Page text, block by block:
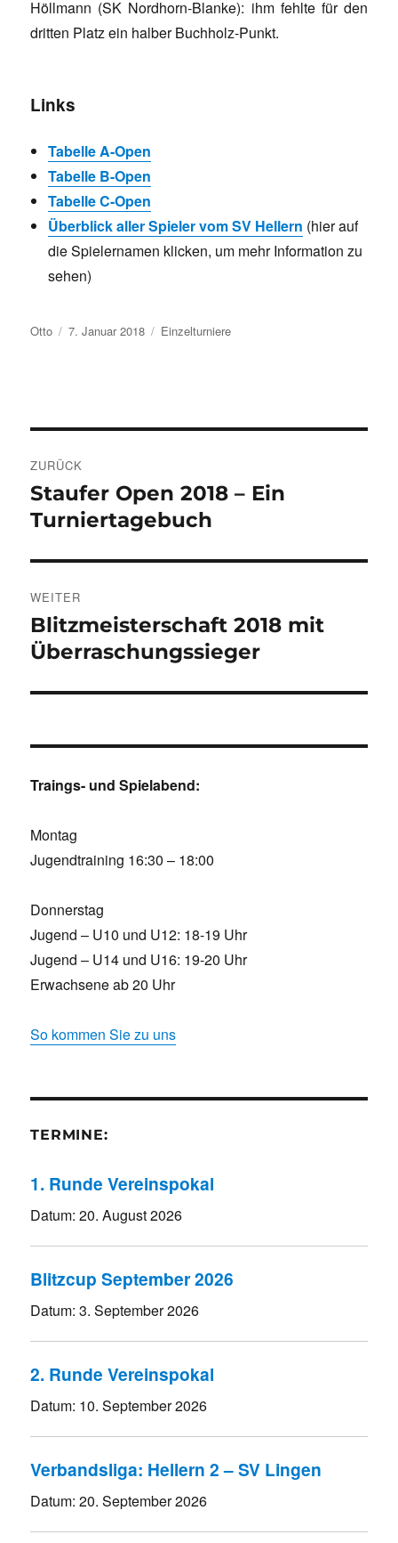
Höllmann (SK Nordhorn-Blanke): ihm fehlte für den
dritten Platz ein halber Buchholz-Punkt.
Links
Tabelle A-Open
Tabelle B-Open
Tabelle C-Open
Überblick aller Spieler vom SV Hellern (hier auf
die Spielernamen klicken, um mehr Information zu
sehen)
Autor
Otto Veröffentlicht
am
7. Januar 2018 Kategorien
Einzelturniere
ZURÜCK
Vorheriger
Beitrag:
Staufer Open 2018 – Ein
Turniertagebuch
WEITER
Nächster
Beitrag:
Blitzmeisterschaft 2018 mit
Überraschungssieger
Traings- und Spielabend:
Montag
Jugendtraining 16:30 – 18:00
Donnerstag
Jugend – U10 und U12: 18-19 Uhr
Jugend – U14 und U16: 19-20 Uhr
Erwachsene ab 20 Uhr
So kommen Sie zu uns
TERMINE:
1. Runde Vereinspokal
Datum:20. August 2026
Blitzcup September 2026
Datum:3. September 2026
2. Runde Vereinspokal
Datum: 10. September 2026
Verbandsliga: Hellern 2 – SV Lingen
Datum:20. September 2026